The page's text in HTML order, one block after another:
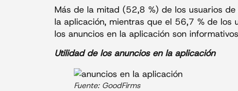
Más de la mitad (52,8 %) de los usuarios
la aplicación, mientras que el 56,7 % de los
los anuncios en la aplicación son
Utilidad de los anuncios en la aplicación
Fuente: GoodFirms